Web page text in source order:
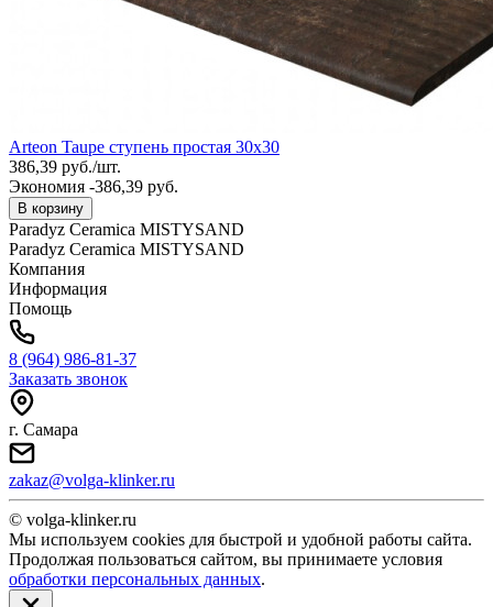
Arteon Taupe ступень простая 30x30
386,39 руб./шт.
Экономия -386,39 руб.
В корзину
Paradyz Ceramica MISTYSAND
Paradyz Ceramica MISTYSAND
Компания
Информация
Помощь
8 (964) 986-81-37
Заказать звонок
г. Самара
zakaz@volga-klinker.ru
© volga-klinker.ru
Мы используем cookies для быстрой и удобной работы сайта.
Продолжая пользоваться сайтом, вы принимаете условия
обработки персональных данных.